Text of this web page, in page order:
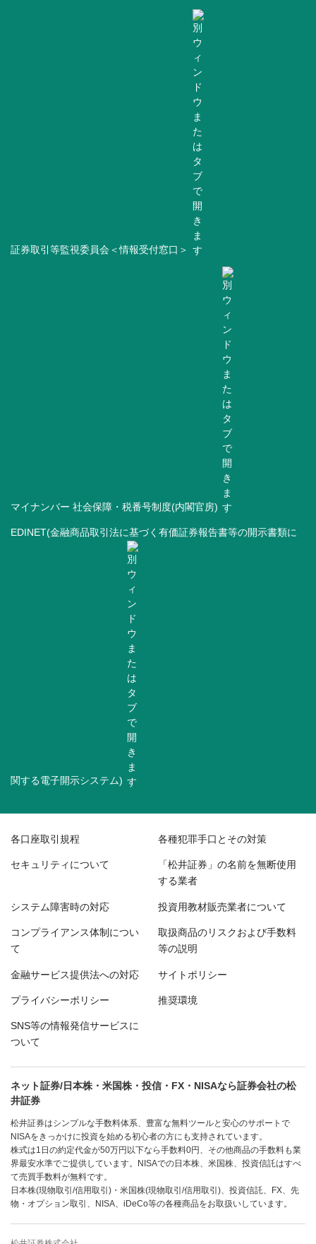
証券取引等監視委員会＜情報受付窓口＞
マイナンバー 社会保障・税番号制度(内閣官房)
EDINET(金融商品取引法に基づく有価証券報告書等の開示書類に
関する電子開示システム)
各口座取引規程 各種犯罪手口とその対策
セキュリティについて 「松井証券」の名前を無断使用
する業者
システム障害時の対応 投資用教材販売業者について
コンプライアンス体制につい
て
取扱商品のリスクおよび手数料
等の説明
金融サービス提供法への対応 サイトポリシー
プライバシーポリシー 推奨環境
SNS等の情報発信サービスに
ついて
ネット証券/日本株・米国株・投信・FX・NISAなら証券会社の松
井証券
松井証券はシンプルな手数料体系、豊富な無料ツールと安心のサポートで
NISAをきっかけに投資を始める初心者の方にも支持されています。
株式は1日の約定代金が50万円以下なら手数料0円、その他商品の手数料も業
界最安水準でご提供しています。NISAでの日本株、米国株、投資信託はすべ
て売買手数料が無料です。
日本株(現物取引/信用取引)・米国株(現物取引/信用取引)、投資信託、FX、先
物・オプション取引、NISA、iDeCo等の各種商品をお取扱いしています。